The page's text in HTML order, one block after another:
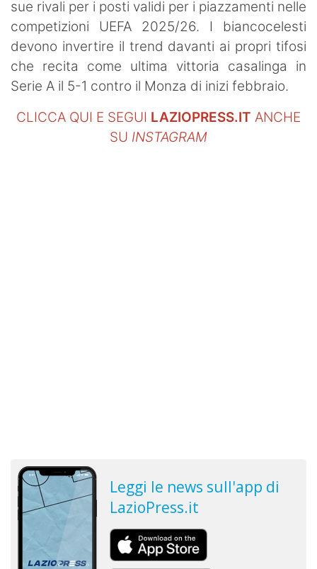
sue rivali per i posti validi per i piazzamenti nelle
competizioni UEFA 2025/26. I biancocelesti
devono invertire il trend davanti ai propri tifosi
che recita come ultima vittoria casalinga in
Serie A il 5-1 contro il Monza di inizi febbraio.
CLICCA QUI E SEGUI LAZIOPRESS.IT ANCHE
SU INSTAGRAM